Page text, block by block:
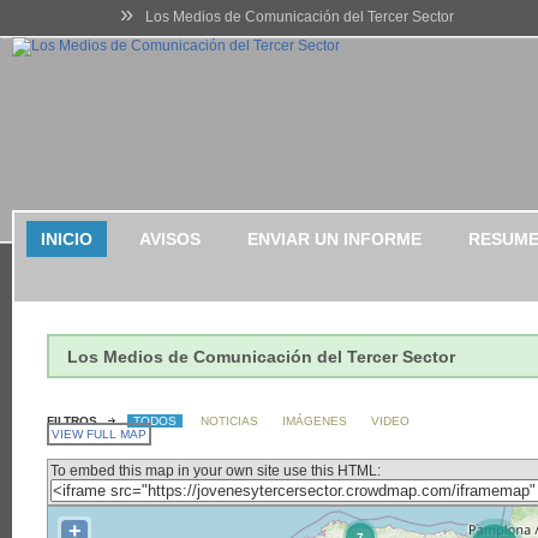
» Los Medios de Comunicación del Tercer Sector
INICIO AVISOS ENVIAR UN INFORME
Los Medios de Comunicación del Tercer Sector
FILTROS TODOS NOTICIAS IMÁGENES
VIDEO
VIEW FULL MAP
To embed this map in your own site use this HTML:
+